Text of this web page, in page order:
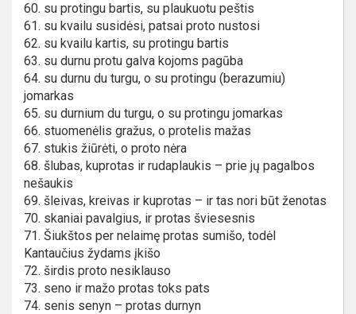
60. su protingu bartis, su plaukuotu peštis
61. su kvailu susidėsi, patsai proto nustosi
62. su kvailu kartis, su protingu bartis
63. su durnu protu galva kojoms pagūba
64. su durnu du turgu, o su protingu (berazumiu)
jomarkas
65. su durnium du turgu, o su protingu jomarkas
66. stuomenėlis gražus, o protelis mažas
67. stukis žiūrėti, o proto nėra
68. šlubas, kuprotas ir rudaplaukis – prie jų pagalbos
nešaukis
69. šleivas, kreivas ir kuprotas – ir tas nori būt ženotas
70. skaniai pavalgius, ir protas šviesesnis
71. Šiukštos per nelaimę protas sumišo, todėl
Kantaučius žydams įkišo
72. širdis proto nesiklauso
73. seno ir mažo protas toks pats
74. senis senyn – protas durnyn